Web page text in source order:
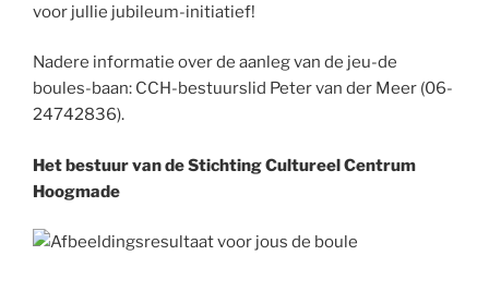
voor jullie jubileum-initiatief!
Nadere informatie over de aanleg van de jeu-de
boules-baan: CCH-bestuurslid Peter van der Meer (06-
24742836).
Het bestuur van de Stichting Cultureel Centrum
Hoogmade